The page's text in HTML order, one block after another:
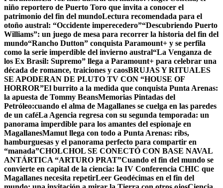
niño reportero de Puerto Toro que invita a conocer el
patrimonio del fin del mundoLectura recomendada para el
otoño austral: “Occidente imperecedero”“Descubriendo Puerto
Williams”: un juego de mesa para recorrer la historia del fin del
mundo“Rancho Dutton” conquista Paramount+ y se perfila
como la serie imperdible del invierno austral“La Venganza de
los Ex Brasil: Supremo” llega a Paramount+ para celebrar una
década de romance, traiciones y caosBRUJAS Y RITUALES
SE APODERAN DE PLUTO TV CON “HOUSE OF
HORROR”El burrito a la medida que conquista Punta Arenas:
la apuesta de Tommy BeansMemorias Pintadas del
Petróleo:cuando el alma de Magallanes se cuelga en las paredes
de un caféLa Agencia regresa con su segunda temporada: un
panorama imperdible para los amantes del espionaje en
MagallanesMamut llega con todo a Punta Arenas: ribs,
hamburguesas y el panorama perfecto para compartir en
“manada”CHOLCHOL SE CONECTÓ CON BASE NAVAL
ANTÁRTICA “ARTURO PRAT”Cuando el fin del mundo se
convierte en capital de la ciencia: la IV Conferencia CHIC que
Magallanes necesita repetirLeer Geodécimas en el fin del